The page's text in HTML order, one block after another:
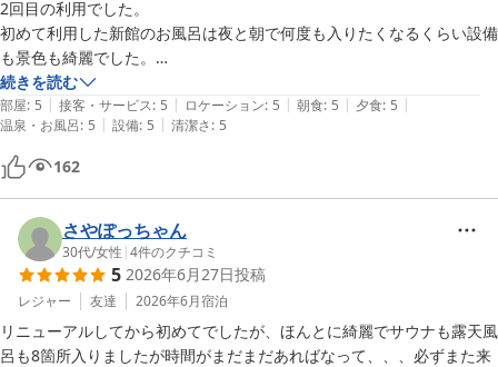
2回目の利用でした。
初めて利用した新館のお風呂は夜と朝で何度も入りたくなるくらい設備
も景色も綺麗でした。
前回は冬に来たこともあり、本館、別館のお風呂でもまた違った景色が
楽しめました！
ご飯もとても美味しくて大満足でした。
お魚好きにはたまらないと思います。
朝ごはんはご飯と味噌汁がおかわり可能とのことで思わずおかわりして
しまいました。
ニューとみよしを目的に熱海にきたくなる、そんなに場所でした。
続きを読む
部屋: 5 | 接客・サービス: 5 | ロケーション: 5 | 朝食: 5 | 夕食: 5 |
温泉・お風呂: 5 | 設備: 5 | 清潔さ: 5
162
さやぽっちゃん
30代/女性 |4件のクチコミ
5 2026年6月27日投稿
レジャー 友達 2026年6月宿泊
リニューアルしてから初めてでしたが、ほんとに綺麗でサウナも露天風
呂も8箇所入りましたが時間がまだまだあればなって、、、必ずまた来